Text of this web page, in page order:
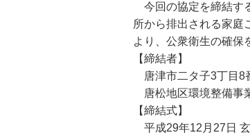
今回の協定を締結す
所から排出される家庭
より、公衆衛生の確保
【締結者】
唐津市二タ子3丁目8
唐松地区環境整備事
【締結式】
平成29年12月27日